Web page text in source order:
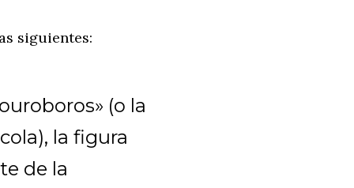
siguientes:
(o la
la figura
de la